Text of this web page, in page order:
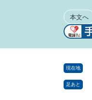
本文へ
現在地
足あと